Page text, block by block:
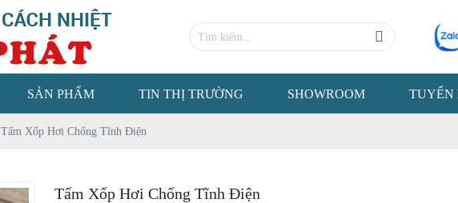
SẢN PHẨM TIN THỊ TRƯỜNG SHOWROOM TUYỂN
Tấm Xốp Hơi Chống Tĩnh Điện
Tấm Xốp Hơi Chống Tĩnh Điện